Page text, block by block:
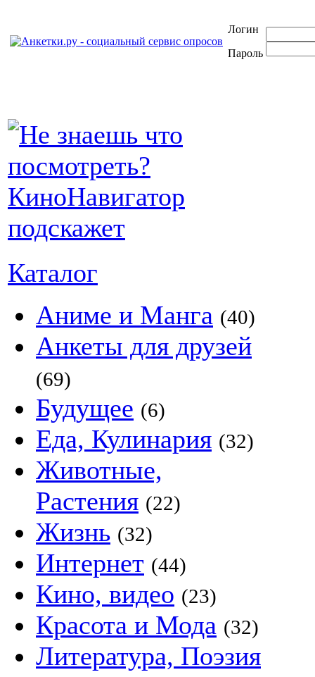
Логин
Пароль
Каталог
Аниме и Манга (40)
Анкеты для друзей
(69)
Будущее (6)
Еда, Кулинария (32)
Животные,
Растения (22)
Жизнь (32)
Интернет (44)
Кино, видео (23)
Красота и Мода (32)
Литература, Поэзия